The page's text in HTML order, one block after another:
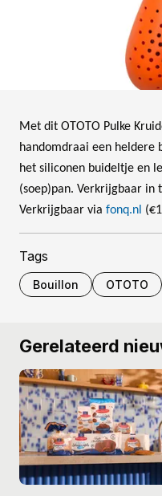
Met dit OTOTO Pulke
handomdraai een heldere
het siliconen buideltje en
(soep)pan. Verkrijgbaar in
Verkrijgbaar via fonq.nl
Tags
Bouillon OTOTO
Gerelateerd